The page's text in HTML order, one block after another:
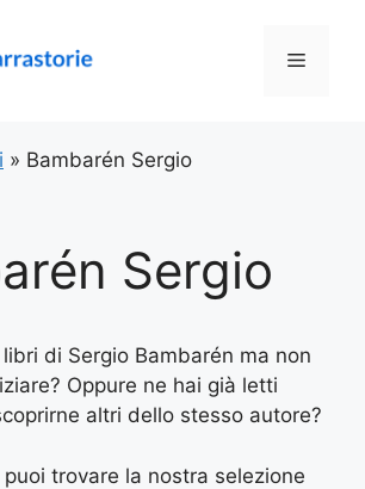
Menu
» Bambarén Sergio
Sergio
di Sergio Bambarén ma non
Oppure ne hai già letti
altri dello stesso autore?
trovare la nostra selezione